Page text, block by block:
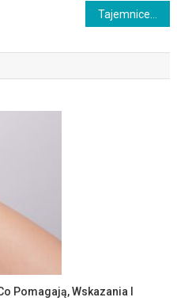
Pomagają, Wskazania I